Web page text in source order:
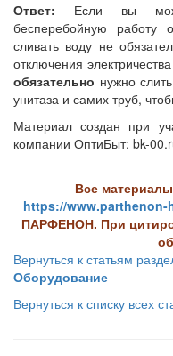
Ответ: Если вы
бесперебойную
сливать воду не
отключения
обязательно нужно
унитаза и самих труб,
Материал создан при
компании ОптиБыт: bk-
Все
https://www.parthenon-
ПАРФЕНОН. При
Вернуться к статьям
Оборудование
Вернуться к списку всех